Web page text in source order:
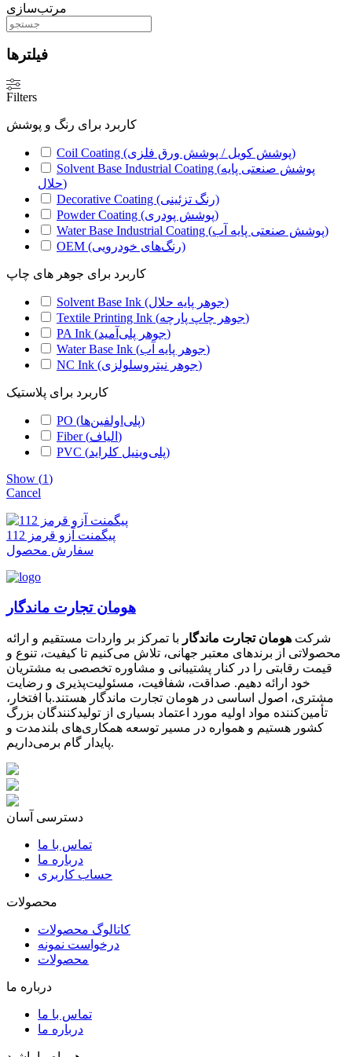
مرتب‌سازی
فیلترها
Filters
کاربرد برای رنگ و پوشش
Coil Coating (پوشش کویل / پوشش ورق فلزی)
Solvent Base Industrial Coating (پوشش صنعتی پایه
حلال)
Decorative Coating (رنگ تزئینی)
Powder Coating (پوشش پودری)
Water Base Industrial Coating (پوشش صنعتی پایه آب)
OEM (رنگ‌های خودرویی)
کاربرد برای جوهر های چاپ
Solvent Base Ink (جوهر پایه حلال)
Textile Printing Ink (جوهر چاپ پارچه)
PA Ink (جوهر پلی‌آمید)
Water Base Ink (جوهر پایه آب)
NC Ink (جوهر نیتروسلولزی)
کاربرد برای پلاستیک
PO (پلی‌اولفین‌ها)
Fiber (الیاف)
PVC (پلی‌وینیل کلراید)
Show (1)
Cancel
پیگمنت آزو قرمز 112
سفارش محصول
هومان تجارت ماندگار
شرکت هومان تجارت ماندگار با تمرکز بر واردات مستقیم و ارائه
محصولاتی از برندهای معتبر جهانی، تلاش می‌کنیم تا کیفیت، تنوع و
قیمت رقابتی را در کنار پشتیبانی و مشاوره تخصصی به مشتریان
خود ارائه دهیم. صداقت، شفافیت، مسئولیت‌پذیری و رضایت
مشتری، اصول اساسی در هومان تجارت ماندگار هستند.با افتخار،
تأمین‌کننده مواد اولیه مورد اعتماد بسیاری از تولیدکنندگان بزرگ
کشور هستیم و همواره در مسیر توسعه همکاری‌های بلندمدت و
پایدار گام برمی‌داریم.
دسترسی آسان
تماس با ما
درباره ما
حساب کاربری
محصولات
کاتالوگ محصولات
درخواست نمونه
محصولات
درباره ما
تماس با ما
درباره ما